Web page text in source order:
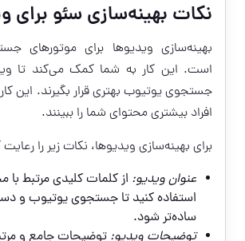
نکات بهینه‌سازی سئو برای
بهینه‌سازی ویدیوها برای موتورهای
است. این کار به شما کمک می‌کند تا
جستجوی یوتیوب بهتری قرار بگیرند. این
افراد بیشتری محتوای شما را ببینند.
برای بهینه‌سازی ویدیوها، نکات زیر را
عنوان ویدیو: از کلمات کلیدی مرتبط با
استفاده کنید تا جستجوی یوتیوب و
ساده‌تر شود.